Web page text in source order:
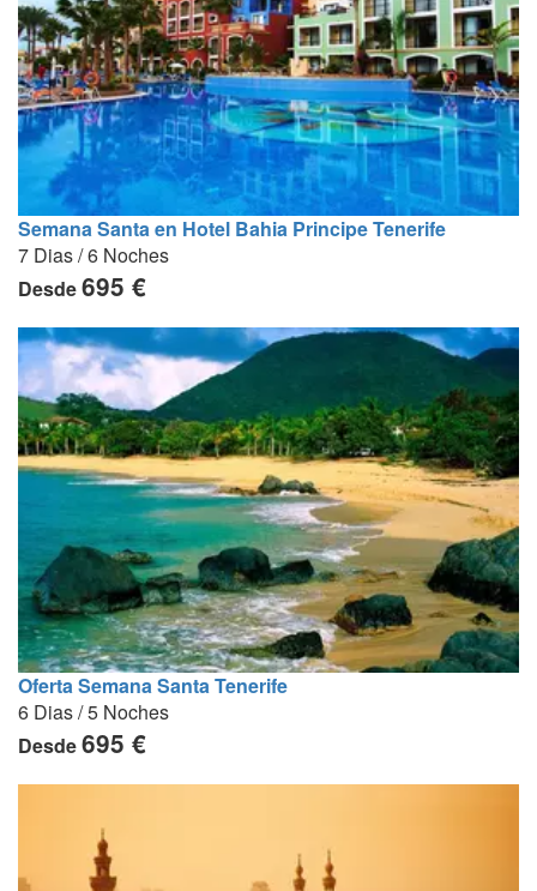
Semana Santa en Hotel Bahia Principe Tenerife
7 Dias / 6 Noches
Desde695 €
Oferta Semana Santa Tenerife
6 Dias / 5 Noches
Desde695 €